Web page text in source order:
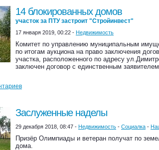
14 блокированных домов
участок за ПТУ застроит "Стройинвест"
17 января 2019, 00:22 - Недвижимость
Комитет по управлению муниципальным
по итогам аукциона на право заключения
участка, расположенного по адресу
заключен договор с единственным
Заслуженные наделы
29 декабря 2018, 08:47 - Недвижимость - Социалка -
Призёр Олимпиады и ветеран получат по
дома.